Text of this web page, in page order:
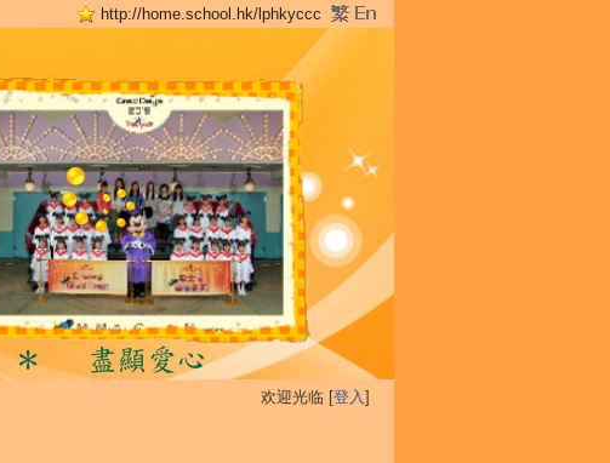
http://home.school.hk/lphkyccc
欢迎光临 [登入]